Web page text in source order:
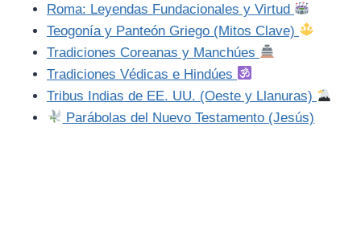
Roma: Leyendas Fundacionales y Virtud
Teogonía y Panteón Griego (Mitos Clave)
Tradiciones Coreanas y Manchúes
Tradiciones Védicas e Hindúes
Tribus Indias de EE. UU. (Oeste y Llanuras)
Parábolas del Nuevo Testamento (Jesús)